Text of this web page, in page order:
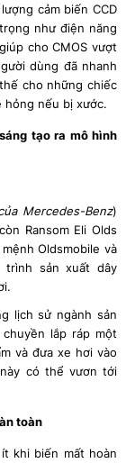
cảm biến CCD
như điện năng
cho CMOS vượt
dùng đã nhanh
cho những chiếc
hỏng nếu bị xước.
tạo ra mô hình
Mercedes-Benz)
Ransom Eli Olds
Oldsmobile và
trình sản xuất dây
lịch sử ngành sản
lắp ráp một
và đưa xe hơi vào
có thể vươn tới
toàn
khi biến mất hoàn